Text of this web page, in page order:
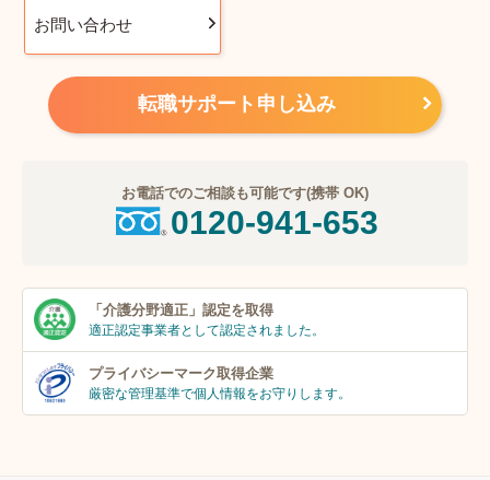
お問い合わせ
転職サポート申し込み
お電話でのご相談も可能です(携帯 OK)
0120-941-653
「介護分野適正」 認定を取得
適正認定事業者として認定されました。
プライバシーマーク取得企業
厳密な管理基準で個人情報をお守りします。